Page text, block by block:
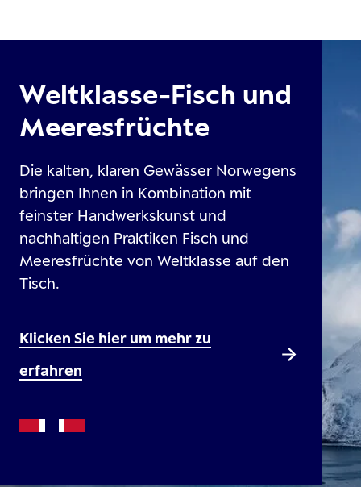
Weltklasse-Fisch und
Meeresfrüchte
Die kalten, klaren Gewässer Norwegens
bringen Ihnen in Kombination mit
feinster Handwerkskunst und
nachhaltigen Praktiken Fisch und
Meeresfrüchte von Weltklasse auf den
Tisch.
Klicken Sie hier um mehr zu
erfahren